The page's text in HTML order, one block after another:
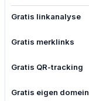
Gratis linkanalyse
Gratis merklinks
Gratis QR-tracking
Gratis eigen domein